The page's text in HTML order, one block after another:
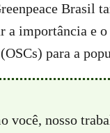
Brasil
importância e
para a
você, nosso